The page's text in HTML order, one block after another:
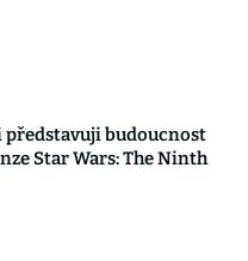
představuji budoucnost
Star Wars: The Ninth